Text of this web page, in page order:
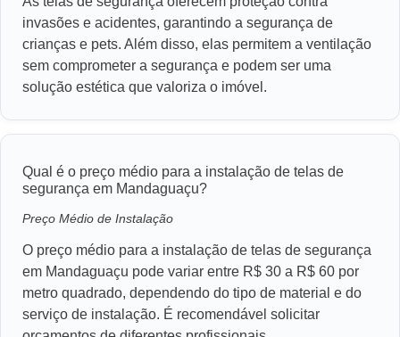
invasões e acidentes, garantindo a segurança de
crianças e pets. Além disso, elas permitem a ventilação
sem comprometer a segurança e podem ser uma
solução estética que valoriza o imóvel.
Qual é o preço médio para a instalação de telas de
segurança em Mandaguaçu?
Preço Médio de Instalação
O preço médio para a instalação de telas de segurança
em Mandaguaçu pode variar entre R$ 30 a R$ 60 por
metro quadrado, dependendo do tipo de material e do
serviço de instalação. É recomendável solicitar